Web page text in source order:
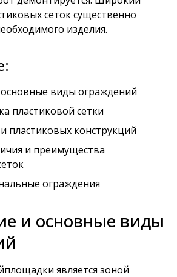
сеток существенно
изделия.
виды ограждений
пластиковой сетки
пластиковых конструкций
и преимущества
ограждения
и основные виды
является зоной